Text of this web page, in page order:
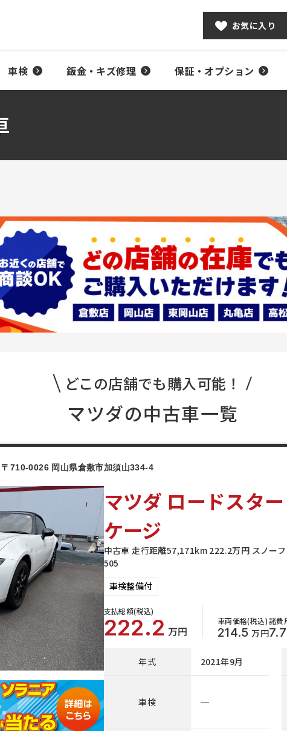
お気に入り
車検 鈑金・キズ修理 保証・オプション
どこの店舗でも購入可能！
マツダの中古車一覧
710-0026 岡山県倉敷市加須山334-4
マツダ ロードスタ
ケージ
中古車 走行距離57,171km 222.2万円 スノー
505
車検整備付
支払総額(税込)
222.2 万円
車両価格(税込)
214.5 万円
諸費
7.7
年式 2021年9月
車検 ─